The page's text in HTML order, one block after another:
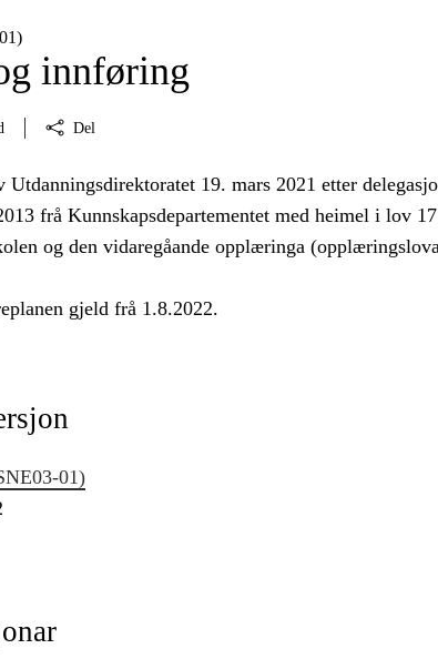
innføring
Del
Utdanningsdirektoratet 19. mars 2021 etter
frå Kunnskapsdepartementet med heimel i lov
og den vidaregåande opplæringa
gjeld frå 1.8.2022.